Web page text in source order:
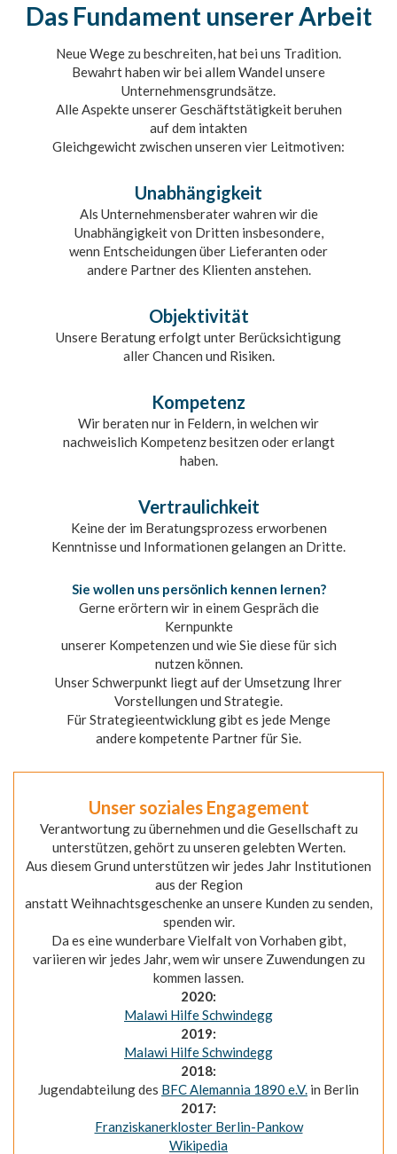
Das Fundament unserer Arbeit
Neue Wege zu beschreiten, hat bei uns Tradition.
Bewahrt haben wir bei allem Wandel unsere
Unternehmensgrundsätze.
Alle Aspekte unserer Geschäftstätigkeit beruhen
auf dem intakten
Gleichgewicht zwischen unseren vier Leitmotiven:
Unabhängigkeit
Als Unternehmensberater wahren wir die
Unabhängigkeit von Dritten insbesondere,
wenn Entscheidungen über Lieferanten oder
andere Partner des Klienten anstehen.
Objektivität
Unsere Beratung erfolgt unter Berücksichtigung
aller Chancen und Risiken.
Kompetenz
Wir beraten nur in Feldern, in welchen wir
nachweislich Kompetenz besitzen oder erlangt
haben.
Vertraulichkeit
Keine der im Beratungsprozess erworbenen
Kenntnisse und Informationen gelangen an Dritte.
Sie wollen uns persönlich kennen lernen?
Gerne erörtern wir in einem Gespräch die
Kernpunkte
unserer Kompetenzen und wie Sie diese für sich
nutzen können.
Unser Schwerpunkt liegt auf der Umsetzung Ihrer
Vorstellungen und Strategie.
Für Strategieentwicklung gibt es jede Menge
andere kompetente Partner für Sie.
Unser soziales Engagement
Verantwortung zu übernehmen und die Gesellschaft zu
unterstützen, gehört zu unseren gelebten Werten.
Aus diesem Grund unterstützen wir jedes Jahr Institutionen
aus der Region
anstatt Weihnachtsgeschenke an unsere Kunden zu senden,
spenden wir.
Da es eine wunderbare Vielfalt von Vorhaben gibt,
variieren wir jedes Jahr, wem wir unsere Zuwendungen zu
kommen lassen.
2020:
Malawi Hilfe Schwindegg
2019:
Malawi Hilfe Schwindegg
2018:
Jugendabteilung des BFC Alemannia 1890 e.V. in Berlin
2017:
Franziskanerkloster Berlin-Pankow
Wikipedia